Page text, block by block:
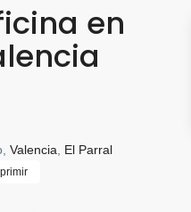
en
Valencia El Parral